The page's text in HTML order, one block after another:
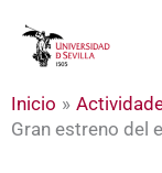
Inicio
Gran estreno del